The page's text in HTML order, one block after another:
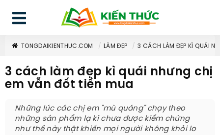
TONGDAIKIENTHUC.COM LÀM ĐẸP 3 CÁCH LÀM ĐẸP KÌ QUÁI
3 cách làm đẹp kì quái nhưng chị
em vẫn đốt tiền mua
Những lúc các chị em "mù quáng" chạy theo
những sản phẩm lạ kì chưa được kiểm chứng
như thế này thật khiến mọi người không khỏi lo